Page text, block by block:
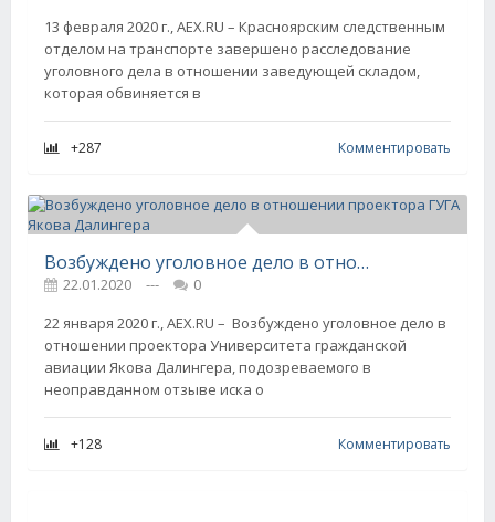
13 февраля 2020 г., AEX.RU – Красноярским следственным
отделом на транспорте завершено расследование
уголовного дела в отношении заведующей складом,
которая обвиняется в
+287 Комментировать
Возбуждено уголовное дело в отношении проектора ГУГА Якова Далингера
22.01.2020 ---
0
22 января 2020 г., AEX.RU – Возбуждено уголовное дело в
отношении проектора Университета гражданской
авиации Якова Далингера, подозреваемого в
неоправданном отзыве иска о
+128 Комментировать